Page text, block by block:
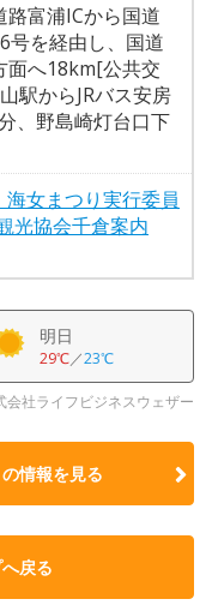
富浦ICから国道
号を経由し、国道
面へ18km[公共交
駅からJRバス安房
、野島崎灯台口下
女まつり実行委員
光協会千倉案内
明日
29℃／23℃
会社ライフビジネスウェザー
情報を見る
戻る